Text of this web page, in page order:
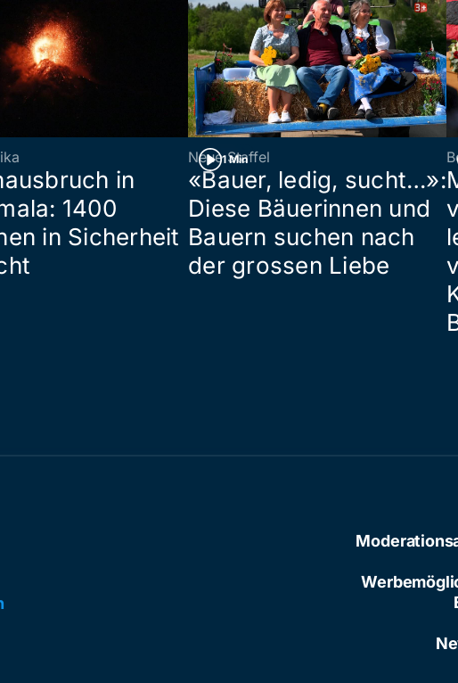
in
1400
in Sicherheit
1 Min
Neue Staffel
«Bauer, ledig, sucht…»:
Diese Bäuerinnen und
Bauern suchen nach
der grossen Liebe